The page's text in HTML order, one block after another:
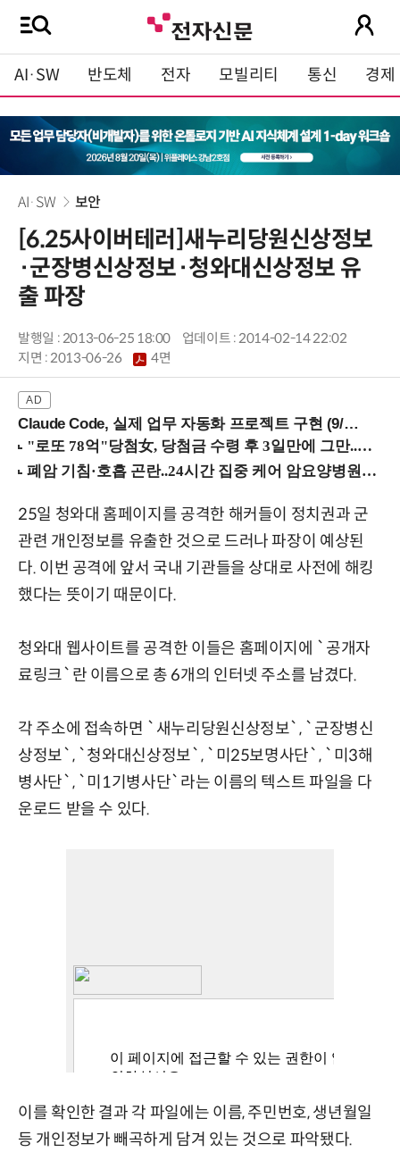
AI·SW 반도체 전자 모빌리티 통신 경제
AI·SW 보안
[6.25사이버테러]새누리당원신상정보
·군장병신상정보·청와대신상정보 유
출 파장
발행일 : 2013-06-25 18:00
업데이트 : 2014-02-14 22:02
지면 :2013-06-26 4면
Claude Code, 실제 업무 자동화 프로젝트 구현 (9/16 ~17 강남역)
25일 청와대 홈페이지를 공격한 해커들이 정치권과 군
관련 개인정보를 유출한 것으로 드러나 파장이 예상된
다. 이번 공격에 앞서 국내 기관들을 상대로 사전에 해킹
했다는 뜻이기 때문이다.
청와대 웹사이트를 공격한 이들은 홈페이지에 `공개자
료링크`란 이름으로 총 6개의 인터넷 주소를 남겼다.
각 주소에 접속하면 `새누리당원신상정보`, `군장병신
상정보`, `청와대신상정보`, `미25보명사단`, `미3해
병사단`, `미1기병사단`라는 이름의 텍스트 파일을 다
운로드 받을 수 있다.
이를 확인한 결과 각 파일에는 이름, 주민번호, 생년월일
등 개인정보가 빼곡하게 담겨 있는 것으로 파악됐다.